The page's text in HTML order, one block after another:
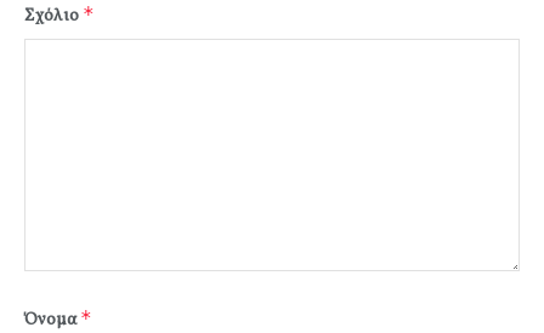
Σχόλιο *
Όνομα*